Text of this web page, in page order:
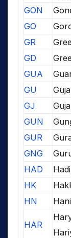
GON
GO
GR
GD
GUA
GU
GJ
GUN
GUR
GNG
HAD
HK
HN
Hani
HAR